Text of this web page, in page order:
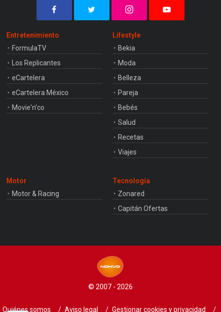
Entretenimiento
FormulaTV
Los Replicantes
eCartelera
eCartelera México
Movie'n'co
Lifestyle
Bekia
Moda
Belleza
Pareja
Bebés
Salud
Recetas
Viajes
Motor
Motor & Racing
Tecnología
Zonared
Capitán Ofertas
© 2007 - 2026
Quiénes somos Aviso legal Gestionar cookies y privacidad